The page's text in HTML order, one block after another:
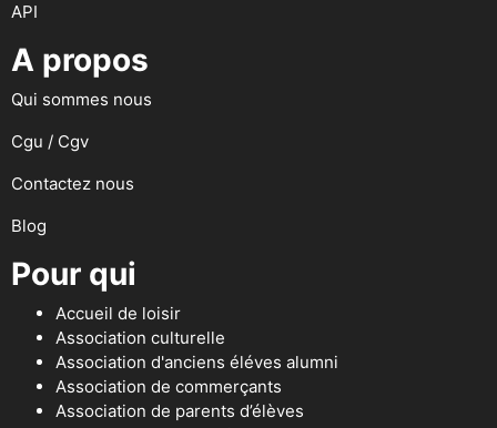
API
A propos
Qui sommes nous
Cgu / Cgv
Contactez nous
Blog
Pour qui
Accueil de loisir
Association culturelle
Association d'anciens éléves alumni
Association de commerçants
Association de parents d’élèves